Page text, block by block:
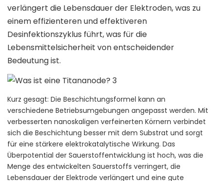
verlängert die Lebensdauer der Elektroden, was zu
einem effizienteren und effektiveren
Desinfektionszyklus führt, was für die
Lebensmittelsicherheit von entscheidender
Bedeutung ist.
Kurz gesagt: Die Beschichtungsformel kann an
verschiedene Betriebsumgebungen angepasst werden. Mit
verbesserten nanoskaligen verfeinerten Körnern verbindet
sich die Beschichtung besser mit dem Substrat und sorgt
für eine stärkere elektrokatalytische Wirkung. Das
Überpotential der Sauerstoffentwicklung ist hoch, was die
Menge des entwickelten Sauerstoffs verringert, die
Lebensdauer der Elektrode verlängert und eine gute